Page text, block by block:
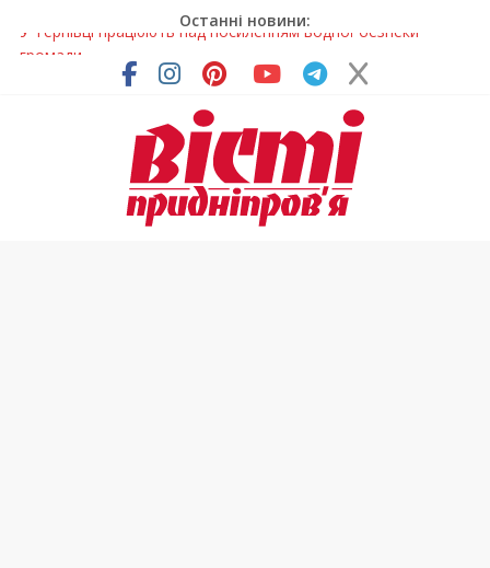
Останні новини:
На Дніпропетровщині різко зросла кількість пожеж в
У Самарі провели незвичайний майстер-клас
Світлові рішення майстрів із Дніпра визнали найкращими в
На Дніпропетровщині ліквідовують аварію на
магістральному водогоні
У Тернівці працюють над посиленням водної безпеки